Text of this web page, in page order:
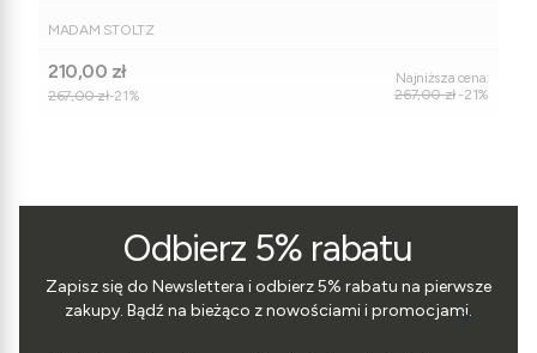
PRODUCENT
MADAM STOLTZ
Cena promocyjna
210,00 zł
267,00 zł-21%
Najniższa cena:
267,00 zł -21%
Odbierz 5% rabatu
Zapisz się do Newslettera i odbierz 5% rabatu na pierwsze
zakupy. Bądź na bieżąco z nowościami i promocjami.